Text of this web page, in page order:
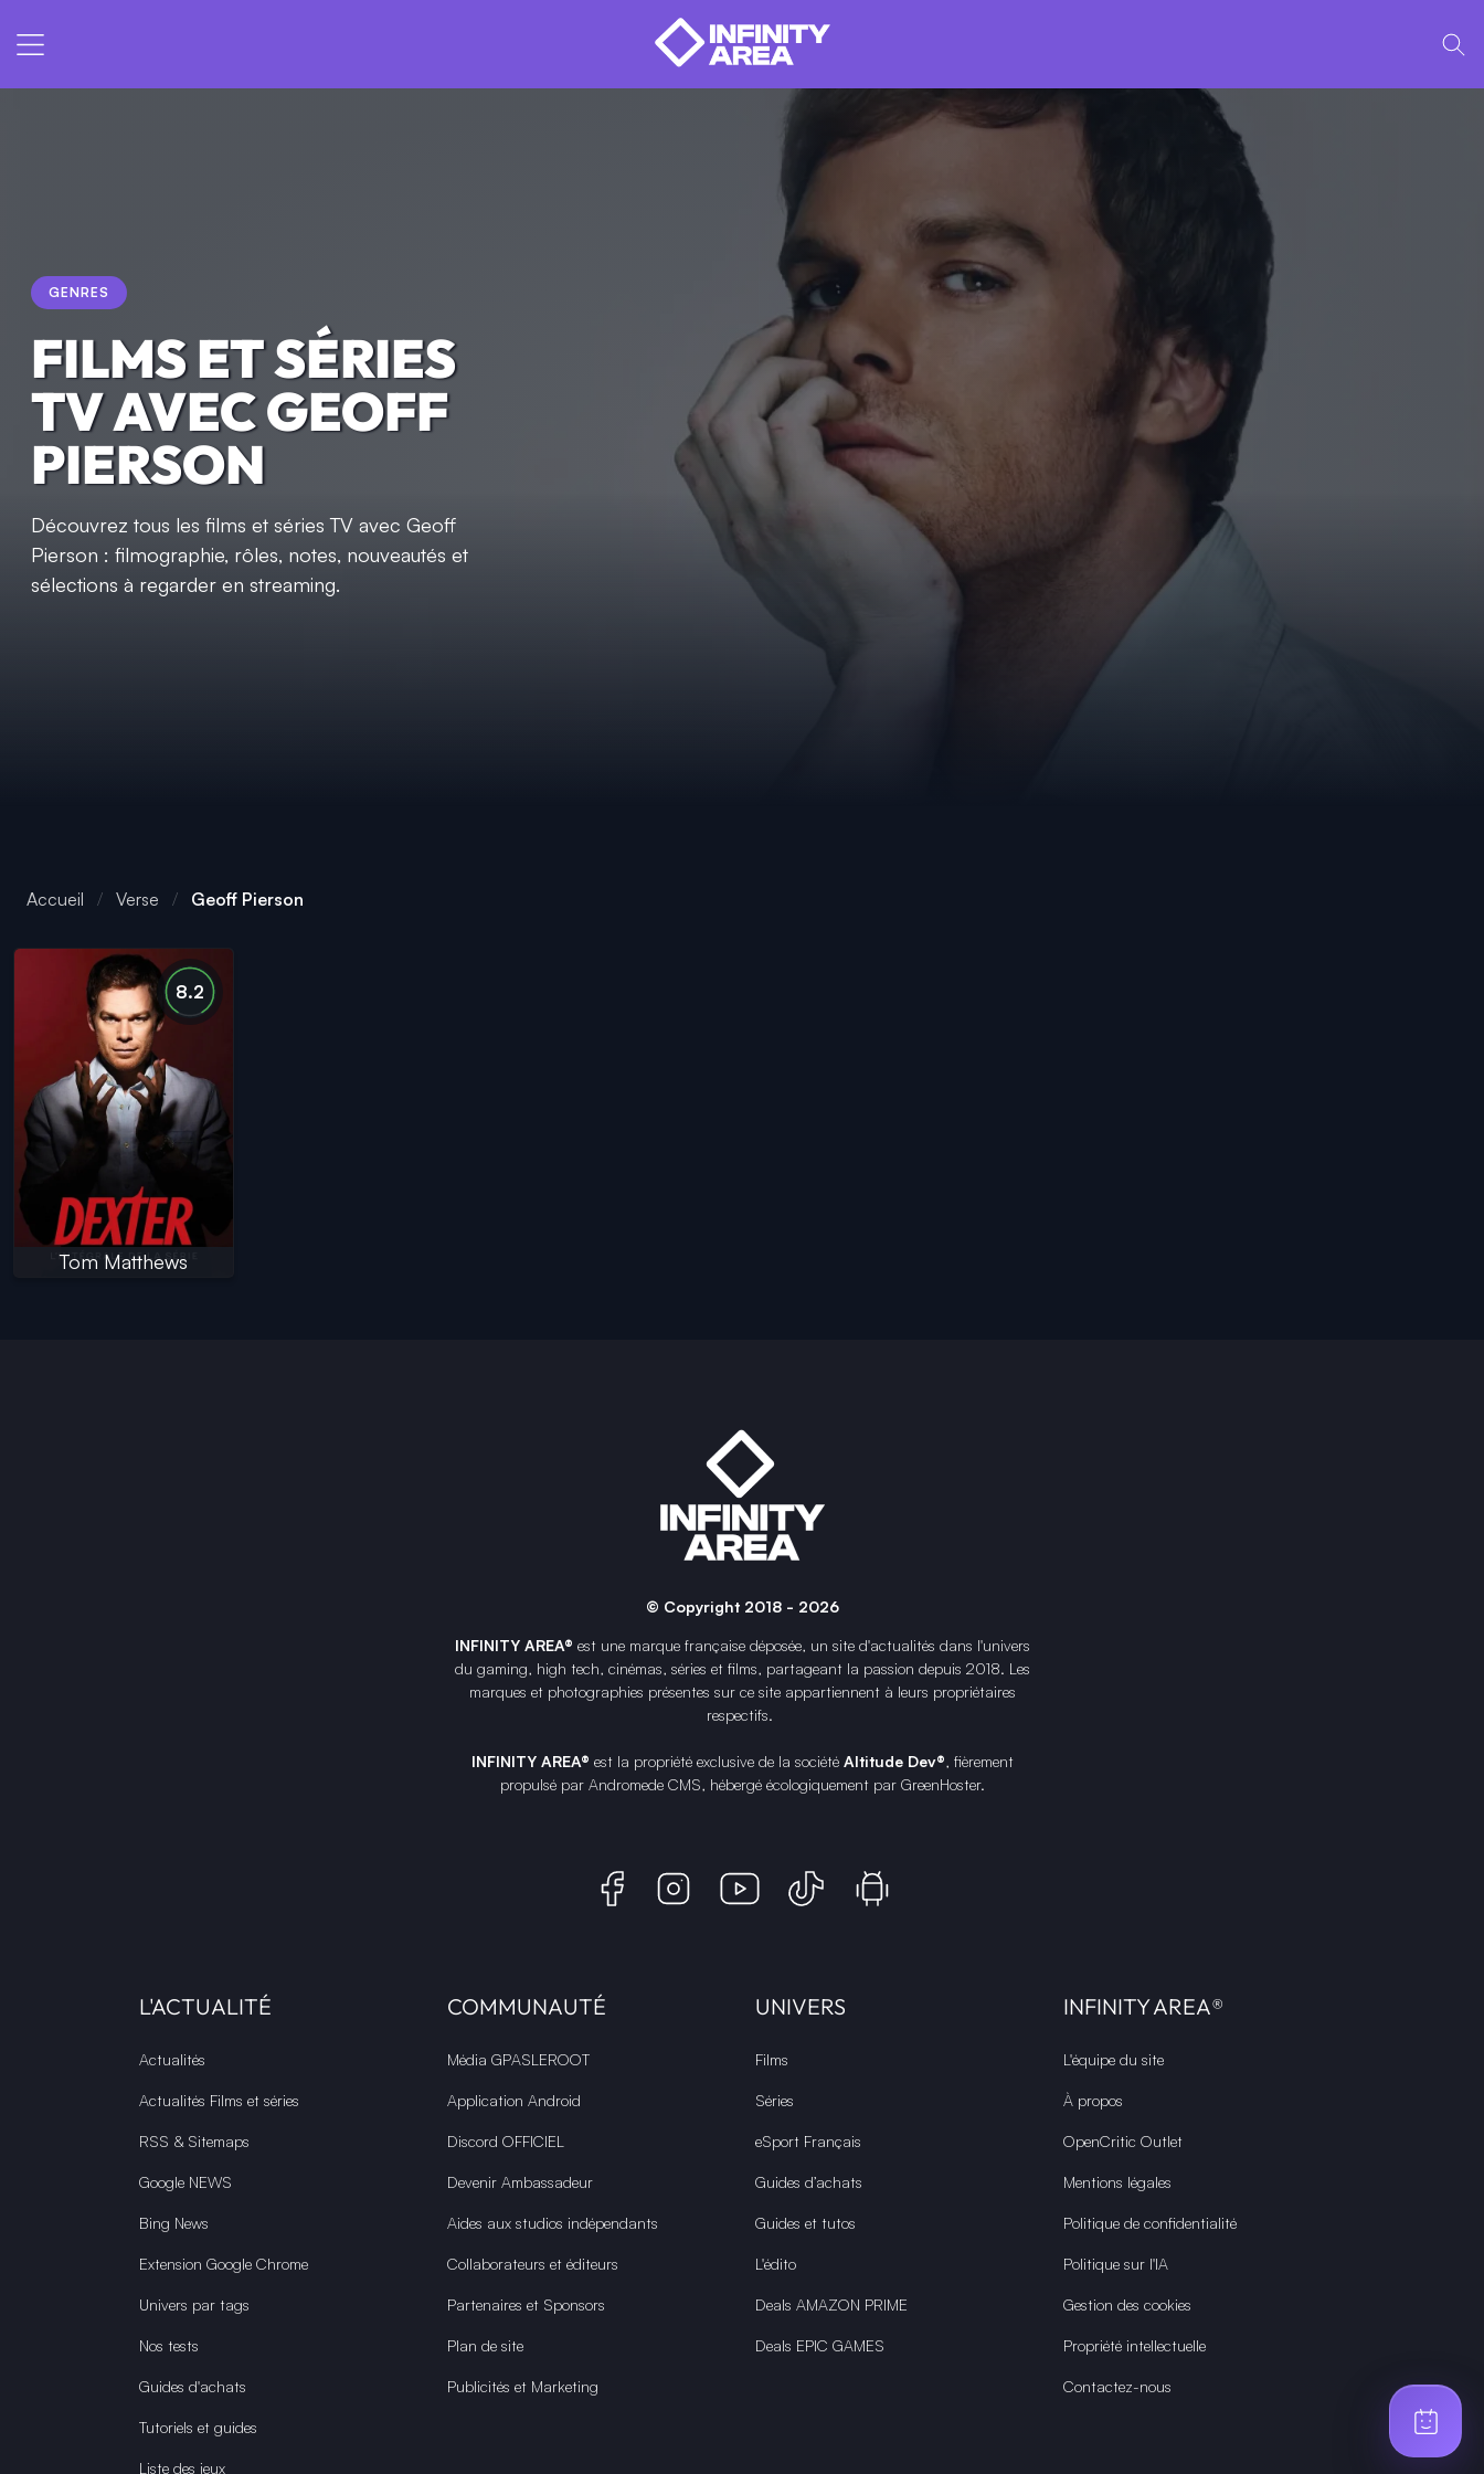
GENRES
FILMS ET SÉRIES
TV AVEC GEOFF
PIERSON
Découvrez tous les films et séries TV avec Geoff
Pierson : filmographie, rôles, notes, nouveautés et
sélections à regarder en streaming.
Accueil Verse Geoff Pierson
8.2
Tom Matthews
© Copyright 2018 - 2026
INFINITY AREA® est une marque françaisedéposée, un site d'actualités dans l'univers
du gaming, high tech, cinémas, séries et films, partageant la passion depuis 2018. Les
marques et photographies présentes sur ce site appartiennent à leurs propriétaires
respectifs.
INFINITY AREA® est la propriété exclusive de la société Altitude Dev®, fièrement
propulsé par Andromede CMS, hébergé écologiquement par GreenHoster.
L'ACTUALITÉ
Actualités
Actualités Films et séries
RSS & Sitemaps
Google NEWS
Bing News
Extension Google Chrome
Univers par tags
Nos tests
Guides d'achats
Tutoriels et guides
Liste des jeux
COMMUNAUTÉ
Média GPASLEROOT
Application Android
Discord OFFICIEL
Devenir Ambassadeur
Aides aux studios indépendants
Collaborateurs et éditeurs
Partenaires et Sponsors
Plan de site
Publicités et Marketing
UNIVERS
Films
Séries
eSport Français
Guides d’achats
Guides et tutos
L'édito
Deals AMAZON PRIME
Deals EPIC GAMES
INFINITY AREA®
L'équipe du site
À propos
OpenCritic Outlet
Mentions légales
Politique de confidentialité
Politique sur l'IA
Gestion des cookies
Propriété intellectuelle
Contactez-nous